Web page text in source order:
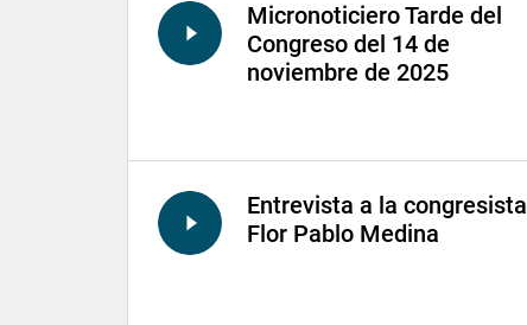
Micronoticiero Tarde del
Congreso del 14 de
noviembre de 2025
Entrevista a la congresista
Flor Pablo Medina